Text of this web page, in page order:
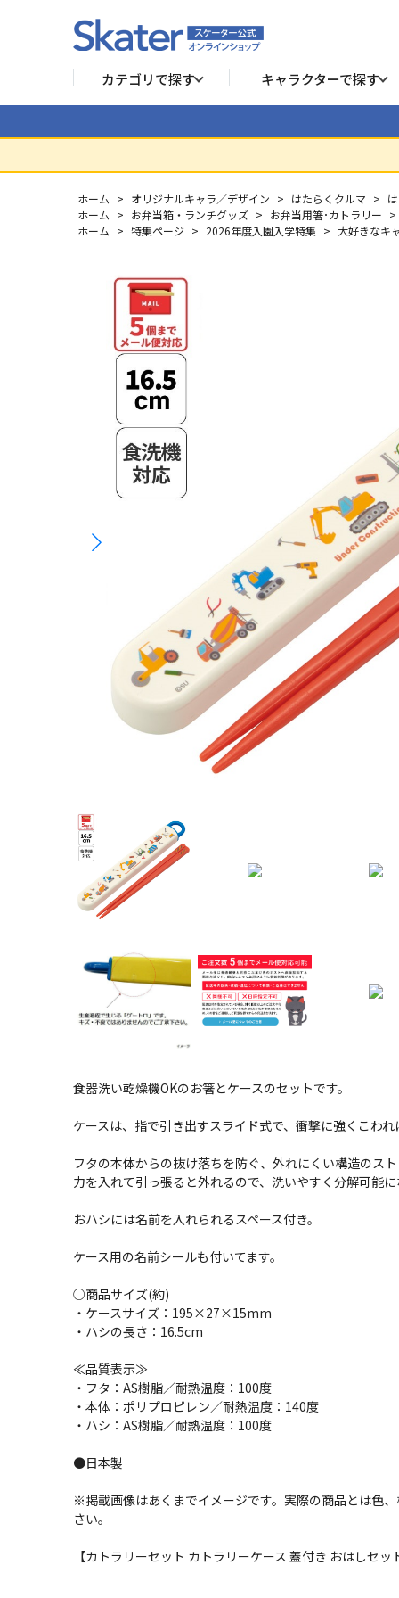
カテゴリで探す キャラクターで探す
ホーム > オリジナルキャラ／デザイン > はたらくクルマ >
ホーム > お弁当箱・ランチグッズ > お弁当用箸･カトラリー >
ホーム > 特集ページ > 2026年度入園入学特集 > 大好きなキ
食器洗い乾燥機OKのお箸とケースのセットです。
ケースは、指で引き出すスライド式で、衝撃に強くこわ
フタの本体からの抜け落ちを防ぐ、外れにくい構造のス
力を入れて引っ張ると外れるので、洗いやすく分解可能
おハシには名前を入れられるスペース付き。
ケース用の名前シールも付いてます。
○商品サイズ(約)
・ケースサイズ：195×27×15mm
・ハシの長さ：16.5cm
≪品質表示≫
・フタ：AS樹脂／耐熱温度：100度
・本体：ポリプロピレン／耐熱温度：140度
・ハシ：AS樹脂／耐熱温度：100度
●日本製
※掲載画像はあくまでイメージです。実際の商品とは色
さい。
【カトラリーセット カトラリーケース 蓋付き おはしセ